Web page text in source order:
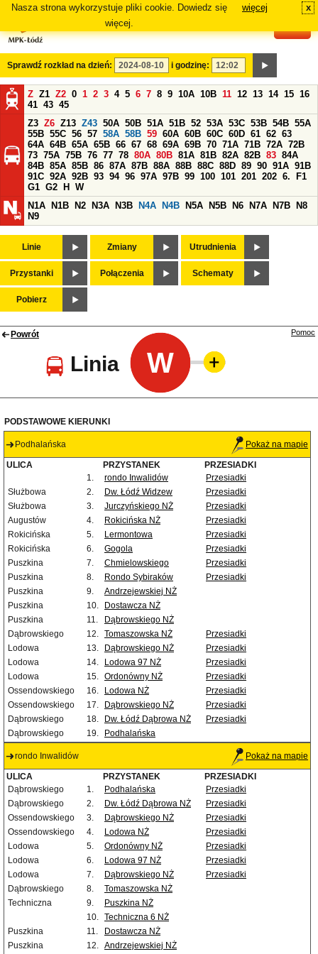
Nasza strona wykorzystuje pliki cookie. Dowiedz się
więcej.
więcej x
Sprawdź rozkład na dzień: i godzinę:
Z Z1 Z2 0 1 2 3 4 5 6 7 8 9 10A 10B 11 12 13 14 15 16
41 43 45
Z3 Z6 Z13 Z43 50A 50B 51A 51B 52 53A 53C 53B 54B 55A
55B 55C 56 57 58A 58B 59 60A 60B 60C 60D 61 62 63
64A 64B 65A 65B 66 67 68 69A 69B 70 71A 71B 72A 72B
73 75A 75B 76 77 78 80A 80B 81A 81B 82A 82B 83 84A
84B 85A 85B 86 87A 87B 88A 88B 88C 88D 89 90 91A 91B
91C 92A 92B 93 94 96 97A 97B 99 100 101 201 202 6.
F1
G1 G2 H
W
N1A
N1B N2 N3A N3B N4A N4B N5A N5B N6 N7A N7B
N8
N9
Linie Zmiany Utrudnienia
Przystanki Połączenia Schematy
Pobierz
Powrót
Linia W
Pomoc
PODSTAWOWE KIERUNKI
Podhalańska Pokaż na mapie
ULICA PRZYSTANEK
PRZESIADKI
1.
rondo Inwalidów
Przesiadki
Służbowa
2. Dw. Łódź Widzew
Przesiadki
Służbowa
3. Jurczyńskiego NŻ
Przesiadki
Augustów
4. Rokicińska NŻ
Przesiadki
Rokicińska
5. Lermontowa
Przesiadki
Rokicińska
6. Gogola
Przesiadki
Puszkina
7. Chmielowskiego
Przesiadki
Puszkina
8. Rondo Sybiraków
Przesiadki
Puszkina
9.
Andrzejewskiej NŻ
Puszkina
10.
Dostawcza NŻ
Puszkina
11.
Dąbrowskiego NŻ
Dąbrowskiego
12. Tomaszowska NŻ
Przesiadki
Lodowa
13. Dąbrowskiego NŻ
Przesiadki
Lodowa
14. Lodowa 97 NŻ
Przesiadki
Lodowa
15. Ordonówny NŻ
Przesiadki
Ossendowskiego
16. Lodowa NŻ
Przesiadki
Ossendowskiego
17. Dąbrowskiego NŻ
Przesiadki
Dąbrowskiego
18. Dw. Łódź Dąbrowa NŻ
Przesiadki
Dąbrowskiego
19. Podhalańska
rondo Inwalidów Pokaż na mapie
ULICA PRZYSTANEK
PRZESIADKI
Dąbrowskiego
1. Podhalańska
Przesiadki
Dąbrowskiego
2. Dw. Łódź Dąbrowa NŻ
Przesiadki
Ossendowskiego
3. Dąbrowskiego NŻ
Przesiadki
Ossendowskiego
4. Lodowa NŻ
Przesiadki
Lodowa
5. Ordonówny NŻ
Przesiadki
Lodowa
6. Lodowa 97 NŻ
Przesiadki
Lodowa
7. Dąbrowskiego NŻ
Przesiadki
Dąbrowskiego
8.
Tomaszowska NŻ
Techniczna
9.
Puszkina NŻ
10. Techniczna 6 NŻ
Puszkina
11.
Dostawcza NŻ
Puszkina
12. Andrzejewskiej NŻ